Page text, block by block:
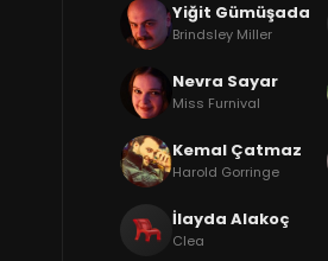
Yiğit Gümüşada
Brindsley Miller
Nevra Sayar
Miss Furnival
Kemal Çatmaz
Harold Gorringe
İlayda Alakoç
Clea